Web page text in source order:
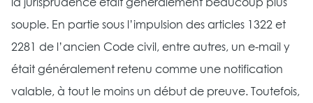
la jurisprudence était généralement beaucoup plus
souple. En partie sous l’impulsion des articles 1322 et
2281 de l’ancien Code civil, entre autres, un e-mail y
était généralement retenu comme une notification
valable, à tout le moins un début de preuve. Toutefois,